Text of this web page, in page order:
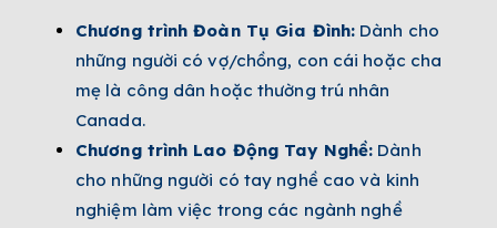
Chương trình Đoàn Tụ Gia Đình: Dành cho
những người có vợ/chồng, con cái hoặc cha
mẹ là công dân hoặc thường trú nhân
Canada.
Chương trình Lao Động Tay Nghề: Dành
cho những người có tay nghề cao và kinh
nghiệm làm việc trong các ngành nghề